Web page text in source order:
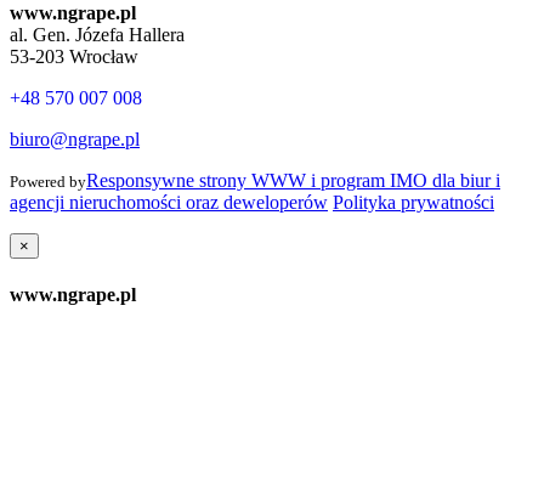
www.ngrape.pl
al. Gen. Józefa Hallera
53-203 Wrocław
+48 570 007 008
biuro@ngrape.pl
Powered byResponsywne strony WWW i program IMO dla biur i
agencji nieruchomości oraz deweloperów Polityka prywatności
×
www.ngrape.pl